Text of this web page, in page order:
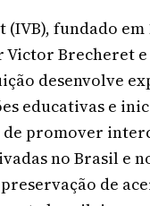
fundado em
Brecheret
desenvolve
educativas e
promover
no Brasil e
de